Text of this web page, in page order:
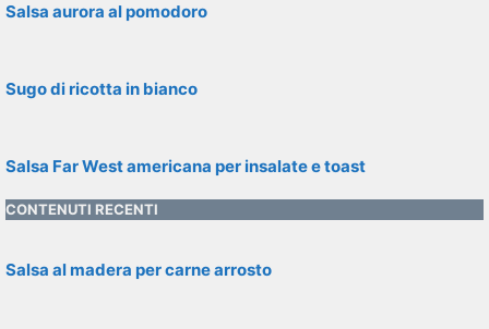
Salsa aurora al pomodoro
Sugo di ricotta in bianco
Salsa Far West americana per insalate e toast
CONTENUTI RECENTI
Salsa al madera per carne arrosto